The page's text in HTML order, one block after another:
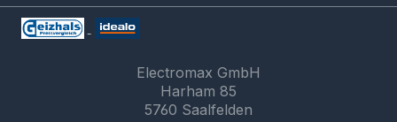
Electromax GmbH
Harham 85
5760 Saalfelden